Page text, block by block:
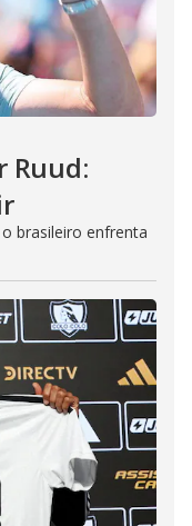
Ruud:
brasileiro enfrenta